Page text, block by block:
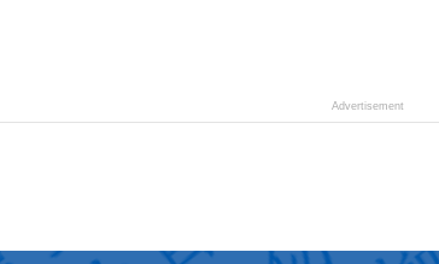
Advertisement